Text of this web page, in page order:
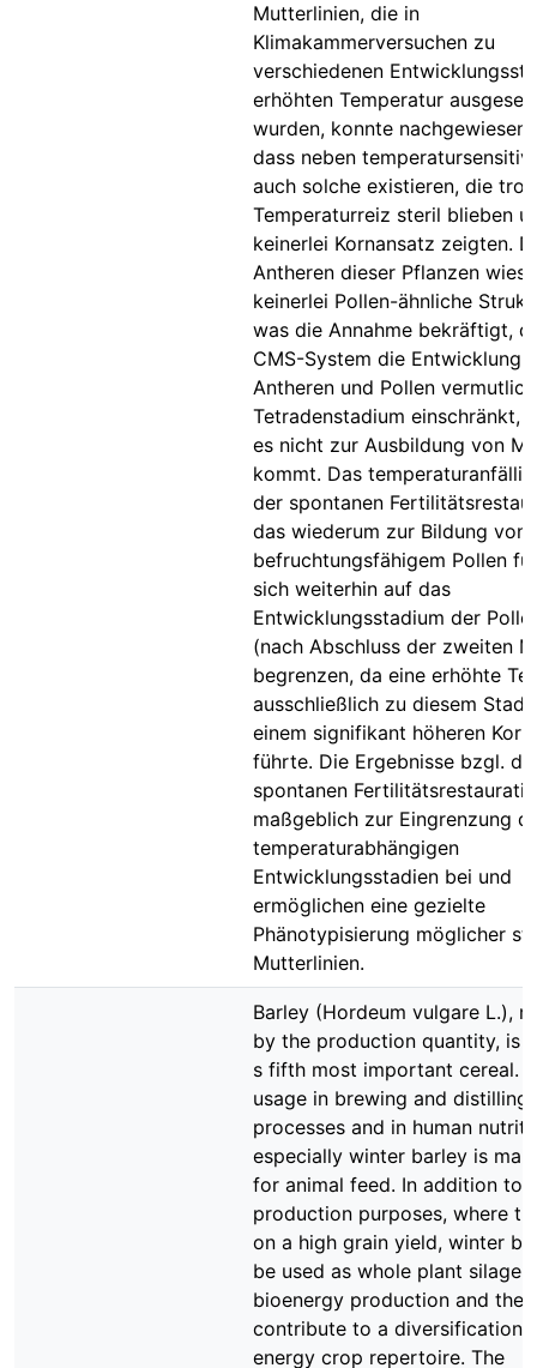
Mutterlinien, die in
Klimakammerversuchen zu
verschiedenen
erhöhten Temperatur
wurden, konnte nachgewiesen
dass neben
auch solche existieren, die
Temperaturreiz steril blieben
keinerlei Kornansatz zeigten.
Antheren dieser Pflanzen
keinerlei Pollen-ähnliche
was die Annahme bekräftigt,
CMS-System die Entwicklung
Antheren und Pollen
Tetradenstadium einschränkt,
es nicht zur Ausbildung von
kommt. Das
der spontanen
das wiederum zur Bildung von
befruchtungsfähigem Pollen
sich weiterhin auf das
Entwicklungsstadium der
(nach Abschluss der zweiten
begrenzen, da eine erhöhte
ausschließlich zu diesem
einem signifikant höheren
führte. Die Ergebnisse bzgl.
spontanen
maßgeblich zur Eingrenzung
temperaturabhängigen
Entwicklungsstadien bei und
ermöglichen eine gezielte
Phänotypisierung möglicher
Mutterlinien.
Barley (Hordeum vulgare L.),
by the production quantity, is
s fifth most important cereal.
usage in brewing and distilling
processes and in human
especially winter barley is
for animal feed. In addition to
production purposes, where
on a high grain yield, winter
be used as whole plant silage
bioenergy production and
contribute to a diversification
energy crop repertoire. The